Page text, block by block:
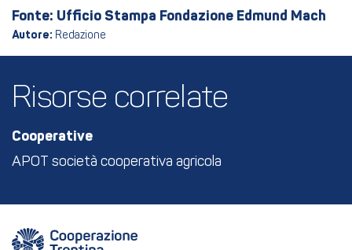
Fonte: Ufficio Stampa Fondazione Edmund Mach
Autore: Redazione
Risorse correlate
Cooperative
APOT società cooperativa agricola